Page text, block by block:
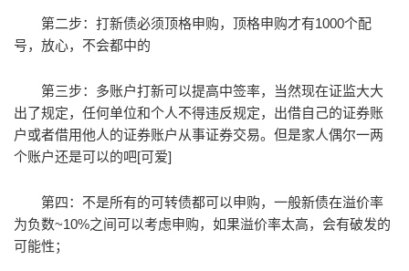
第二步：打新债必须顶格申购，顶格申购才有1000个配
号，放心，不会都中的
第三步：多账户打新可以提高中签率，当然现在证监大大
出了规定，任何单位和个人不得违反规定，出借自己的证券账
户或者借用他人的证券账户从事证券交易。但是家人偶尔一两
个账户还是可以的吧[可爱]
第四：不是所有的可转债都可以申购，一般新债在溢价率
为负数~10%之间可以考虑申购，如果溢价率太高，会有破发的
可能性；